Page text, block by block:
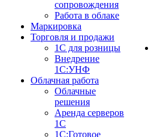
сопровождения
Работа в облаке
Маркировка
Торговля и продажи
1С для розницы
Внедрение
1С:УНФ
Облачная работа
Облачные
решения
Аренда серверов
1С
1C:Готовое